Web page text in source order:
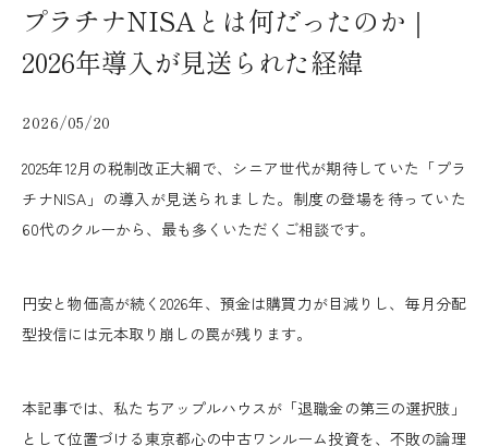
プラチナNISAとは何だったのか｜
2026年導入が見送られた経緯
2026/05/20
2025年12月の税制改正大綱で、シニア世代が期待していた「プラ
チナNISA」の導入が見送られました。制度の登場を待っていた
60代のクルーから、最も多くいただくご相談です。
円安と物価高が続く2026年、預金は購買力が目減りし、毎月分配
型投信には元本取り崩しの罠が残ります。
本記事では、私たちアップルハウスが「退職金の第三の選択肢」
として位置づける東京都心の中古ワンルーム投資を、不敗の論理